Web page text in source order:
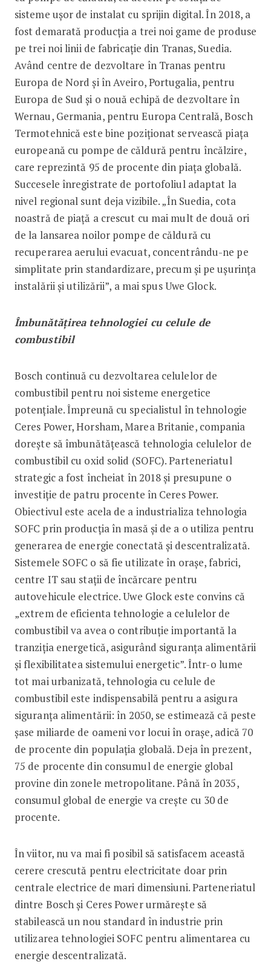
sisteme ușor de instalat cu sprijin digital. În 2018, a
fost demarată producția a trei noi game de produse
pe trei noi linii de fabricație din Tranas, Suedia.
Având centre de dezvoltare în Tranas pentru
Europa de Nord și în Aveiro, Portugalia, pentru
Europa de Sud și o nouă echipă de dezvoltare în
Wernau, Germania, pentru Europa Centrală, Bosch
Termotehnică este bine poziționat servească piața
europeană cu pompe de căldură pentru încălzire,
care reprezintă 95 de procente din piața globală.
Succesele înregistrate de portofoliul adaptat la
nivel regional sunt deja vizibile. „În Suedia, cota
noastră de piață a crescut cu mai mult de două ori
de la lansarea noilor pompe de căldură cu
recuperarea aerului evacuat, concentrându-ne pe
simplitate prin standardizare, precum și pe ușurința
instalării și utilizării”, a mai spus Uwe Glock.
Îmbunătățirea tehnologiei cu celule de
combustibil
Bosch continuă cu dezvoltarea celulelor de
combustibil pentru noi sisteme energetice
potențiale. Împreună cu specialistul în tehnologie
Ceres Power, Horsham, Marea Britanie, compania
dorește să îmbunătățească tehnologia celulelor de
combustibil cu oxid solid (SOFC). Parteneriatul
strategic a fost încheiat în 2018 și presupune o
investiție de patru procente în Ceres Power.
Obiectivul este acela de a industrializa tehnologia
SOFC prin producția în masă și de a o utiliza pentru
generarea de energie conectată și descentralizată.
Sistemele SOFC o să fie utilizate în orașe, fabrici,
centre IT sau stații de încărcare pentru
autovehicule electrice. Uwe Glock este convins că
„extrem de eficienta tehnologie a celulelor de
combustibil va avea o contribuție importantă la
tranziția energetică, asigurând siguranța alimentării
și flexibilitatea sistemului energetic”. Într-o lume
tot mai urbanizată, tehnologia cu celule de
combustibil este indispensabilă pentru a asigura
siguranța alimentării: în 2050, se estimează că peste
șase miliarde de oameni vor locui în orașe, adică 70
de procente din populația globală. Deja în prezent,
75 de procente din consumul de energie global
provine din zonele metropolitane. Până în 2035,
consumul global de energie va crește cu 30 de
procente.
În viitor, nu va mai fi posibil să satisfacem această
cerere crescută pentru electricitate doar prin
centrale electrice de mari dimensiuni. Parteneriatul
dintre Bosch și Ceres Power urmărește să
stabilească un nou standard în industrie prin
utilizarea tehnologiei SOFC pentru alimentarea cu
energie descentralizată.